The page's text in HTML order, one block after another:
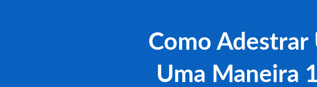
Como Adestrar
Uma Maneira